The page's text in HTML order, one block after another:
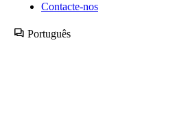
Contacte-nos
Português